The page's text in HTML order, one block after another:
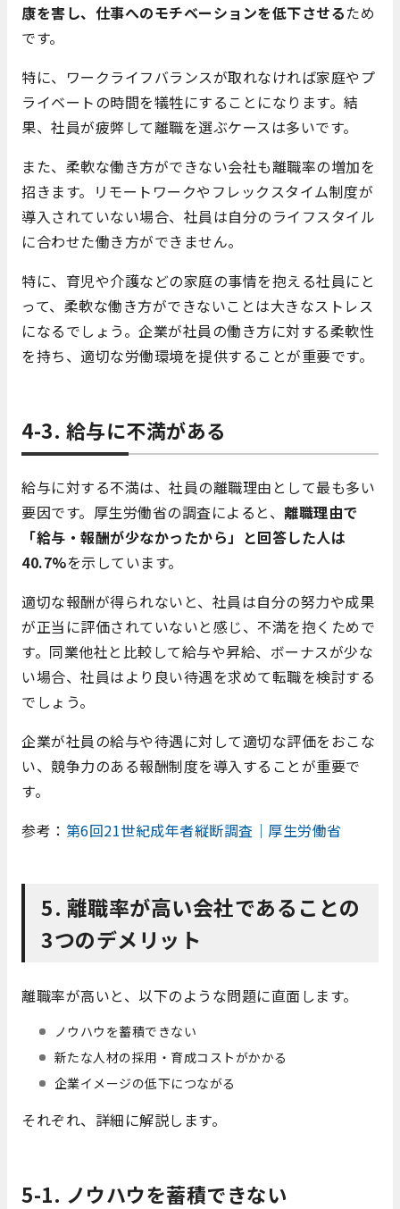
康を害し、仕事へのモチベーションを低下させるため
です。
特に、ワークライフバランスが取れなければ家庭やプ
ライベートの時間を犠牲にすることになります。結
果、社員が疲弊して離職を選ぶケースは多いです。
また、柔軟な働き方ができない会社も離職率の増加を
招きます。リモートワークやフレックスタイム制度が
導入されていない場合、社員は自分のライフスタイル
に合わせた働き方ができません。
特に、育児や介護などの家庭の事情を抱える社員にと
って、柔軟な働き方ができないことは大きなストレス
になるでしょう。企業が社員の働き方に対する柔軟性
を持ち、適切な労働環境を提供することが重要です。
4-3. 給与に不満がある
給与に対する不満は、社員の離職理由として最も多い
要因です。厚生労働省の調査によると、 離職理由で
「給与・報酬が少なかったから」と回答した人は
40.7%を示しています。
適切な報酬が得られないと、社員は自分の努力や成果
が正当に評価されていないと感じ、不満を抱くためで
す。同業他社と比較して給与や昇給、ボーナスが少な
い場合、社員はより良い待遇を求めて転職を検討する
でしょう。
企業が社員の給与や待遇に対して適切な評価をおこな
い、競争力のある報酬制度を導入することが重要で
す。
参考： 第6回21世紀成年者縦断調査｜厚生労働省
5. 離職率が高い会社であることの
3つのデメリット
離職率が高いと、以下のような問題に直面します。
ノウハウを蓄積できない
新たな人材の採用・育成コストがかかる
企業イメージの低下につながる
それぞれ、詳細に解説します。
5-1. ノウハウを蓄積できない